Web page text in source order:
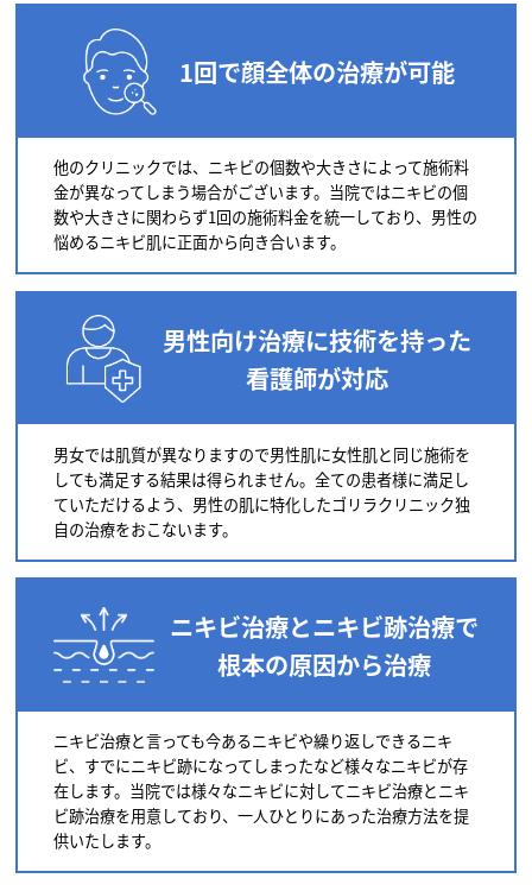
1回で顔全体の治療が可能
他のクリニックでは、ニキビの個数や大きさによって施術料
金が異なってしまう場合がございます。当院ではニキビの個
数や大きさに関わらず1回の施術料金を統一しており、男性の
悩めるニキビ肌に正面から向き合います。
男性向け治療に技術を持った
看護師が対応
男女では肌質が異なりますので男性肌に女性肌と同じ施術を
しても満足する結果は得られません。全ての患者様に満足し
ていただけるよう、男性の肌に特化したゴリラクリニック独
自の治療をおこないます。
ニキビ治療とニキビ跡治療で
根本の原因から治療
ニキビ治療と言っても今あるニキビや繰り返しできるニキ
ビ、すでにニキビ跡になってしまったなど様々なニキビが存
在します。当院では様々なニキビに対してニキビ治療とニキ
ビ跡治療を用意しており、一人ひとりにあった治療方法を提
供いたします。